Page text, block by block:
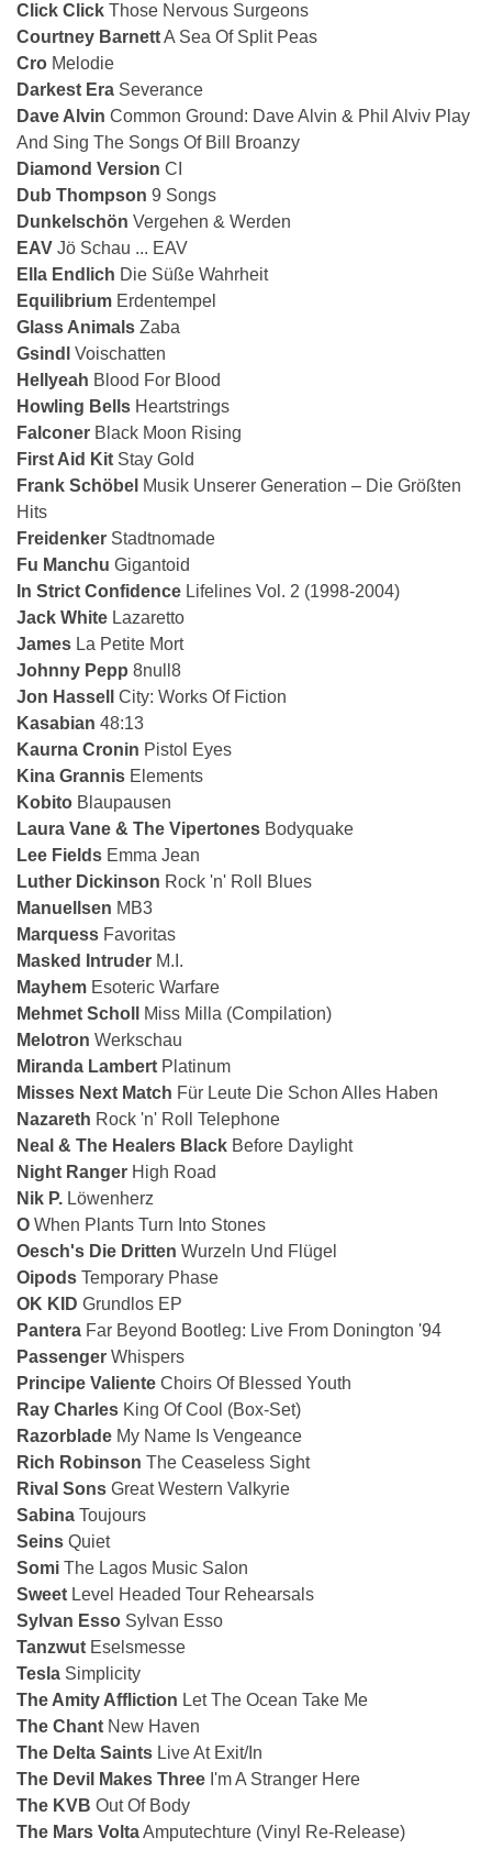
Click Click Those Nervous Surgeons
Courtney BarnettA Sea Of Split Peas
Cro Melodie
Darkest Era Severance
Dave Alvin Common Ground: Dave Alvin & Phil Alviv Play
And Sing The Songs Of Bill Broanzy
Diamond Version CI
Dub Thompson 9 Songs
Dunkelschön Vergehen & Werden
EAV Jö Schau ... EAV
Ella Endlich Die Süße Wahrheit
Equilibrium Erdentempel
Glass Animals Zaba
Gsindl
Voischatten
Hellyeah Blood For Blood
Howling Bells Heartstrings
Falconer Black Moon Rising
First Aid Kit Stay Gold
Frank Schöbel Musik Unserer Generation – Die Größten
Hits
Freidenker Stadtnomade
Fu Manchu Gigantoid
In Strict Confidence Lifelines Vol. 2 (1998-2004)
Jack White Lazaretto
James La Petite Mort
Johnny Pepp 8null8
Jon Hassell
City: Works Of Fiction
Kasabian 48:13
Kaurna Cronin Pistol Eyes
Kina Grannis Elements
Kobito Blaupausen
Laura Vane & The Vipertones Bodyquake
Lee Fields Emma Jean
Luther Dickinson Rock 'n' Roll Blues
Manuellsen MB3
Marquess Favoritas
Masked Intruder M.I.
Mayhem Esoteric Warfare
Mehmet Scholl
Miss Milla (Compilation)
Melotron Werkschau
Miranda Lambert Platinum
Misses Next Match Für Leute Die Schon Alles Haben
Nazareth Rock 'n' Roll Telephone
Neal & The Healers Black Before Daylight
Night Ranger High Road
Nik P. Löwenherz
O When Plants Turn Into Stones
Oesch's Die Dritten Wurzeln Und Flügel
Oipods Temporary Phase
OK KID Grundlos EP
Pantera Far Beyond Bootleg: Live From Donington '94
Passenger Whispers
Principe Valiente Choirs Of Blessed Youth
Ray Charles King Of Cool (Box-Set)
Razorblade My Name Is Vengeance
Rich Robinson The Ceaseless Sight
Rival Sons Great Western Valkyrie
Sabina Toujours
Seins Quiet
Somi The Lagos Music Salon
Sweet Level Headed Tour Rehearsals
Sylvan Esso Sylvan Esso
Tanzwut Eselsmesse
Tesla Simplicity
The Amity Affliction Let The Ocean Take Me
The Chant New Haven
The Delta Saints Live At Exit/In
The Devil Makes Three I'm A Stranger Here
The KVB Out Of Body
The Mars VoltaAmputechture (Vinyl Re-Release)